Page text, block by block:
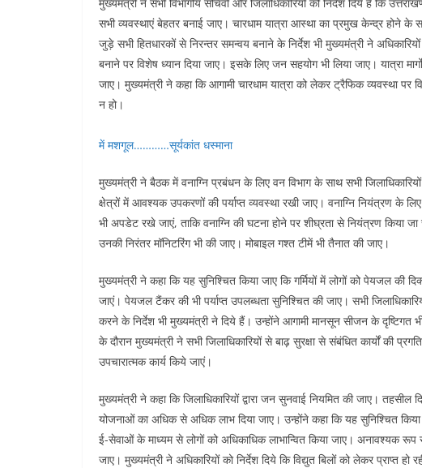
k
सभी व्यवस्थाएं बेहतर बनाई जाए। चारधाम यात्रा आस्था का प्रमुख केन्द्र होने के
जुड़े सभी हितधारकों से निरन्तर समन्वय बनाने के निर्देश भी मुख्यमंत्री ने
बनाने पर विशेष ध्यान दिया जाए। इसके लिए जन सहयोग भी लिया जाए। यात्रा
जाए। मुख्यमंत्री ने कहा कि आगामी चारधाम यात्रा को लेकर ट्रैफिक व्यवस्था पर
न हो।
में मशगूल…………सूर्यकांत धस्माना
मुख्यमंत्री ने बैठक में वनाग्नि प्रबंधन के लिए वन विभाग के साथ सभी
क्षेत्रों में आवश्यक उपकरणों की पर्याप्त व्यवस्था रखी जाए। वनाग्नि नियंत्रण के
भी अपडेट रखे जाएं, ताकि वनाग्नि की घटना होने पर शीघ्रता से नियंत्रण किया
उनकी निरंतर मॉनिटरिंग भी की जाए। मोबाइल गश्त टीमें भी तैनात की जाए।
मुख्यमंत्री ने कहा कि यह सुनिश्चित किया जाए कि गर्मियों में लोगों को पेयजल
जाएं। पेयजल टैंकर की भी पर्याप्त उपलब्धता सुनिश्चित की जाए। सभी
करने के निर्देश भी मुख्यमंत्री ने दिये हैं। उन्होंने आगामी मानसून सीजन के दृष्टिगत
के दौरान मुख्यमंत्री ने सभी जिलाधिकारियों से बाढ़ सुरक्षा से संबंधित कार्यों की
उपचारात्मक कार्य किये जाएं।
मुख्यमंत्री ने कहा कि जिलाधिकारियों द्वारा जन सुनवाई नियमित की जाए। तहसील
योजनाओं का अधिक से अधिक लाभ दिया जाए। उन्होंने कहा कि यह सुनिश्चित
ई-सेवाओं के माध्यम से लोगों को अधिकाधिक लाभान्वित किया जाए। अनावश्यक रूप
जाए। मुख्यमंत्री ने अधिकारियों को निर्देश दिये कि विद्युत बिलों को लेकर प्राप्त हो